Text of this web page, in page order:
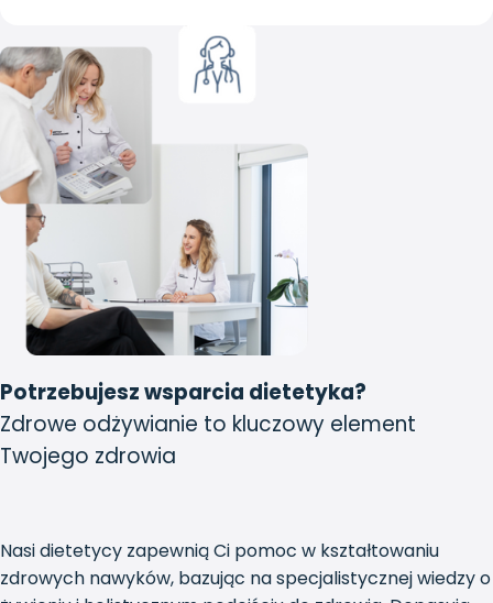
Potrzebujesz wsparcia dietetyka?
Zdrowe odżywianie to kluczowy element
Twojego zdrowia
Nasi dietetycy zapewnią Ci pomoc w kształtowaniu
zdrowych nawyków, bazując na specjalistycznej wiedzy o